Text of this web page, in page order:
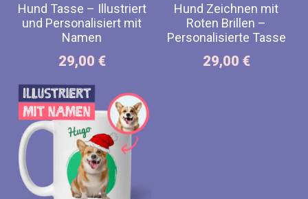
Hund Tasse – Illustriert
und Personalisiert mit
Namen
29,00 €
Hund Zeichnen mit
Roten Brillen –
Personalisierte Tasse
29,00 €